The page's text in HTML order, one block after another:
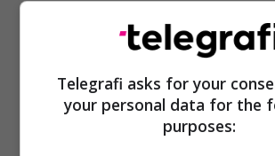
Telegrafi asks for your
your personal data for the
purposes: